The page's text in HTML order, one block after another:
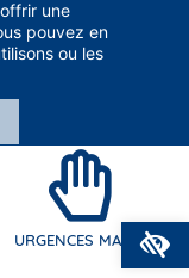
Groupe Vivalto Santé
Entre nous, la vie
URGENCES MAINS
une
pouvez en
ou les